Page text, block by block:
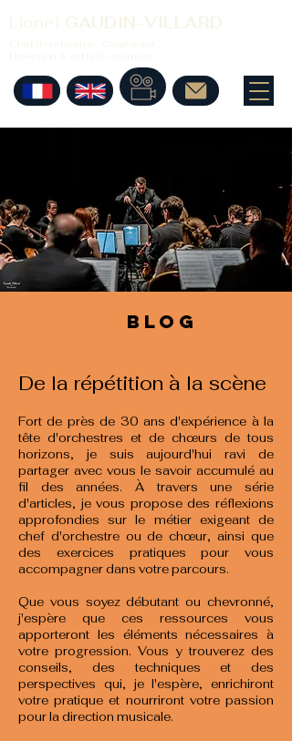
Lionel GAUDIN-VILLARD
Chef d'orchestre . Conductor
Direction & artistic creation
BLOG
De la répétition à la scène
Fort de près de 30 ans d'expérience à la
tête d'orchestres et de chœurs de tous
horizons, je suis aujourd'hui ravi de
partager avec vous le savoir accumulé au
fil des années. À travers une série
d'articles, je vous propose des réflexions
approfondies sur le métier exigeant de
chef d'orchestre ou de chœur, ainsi que
des exercices pratiques pour vous
accompagner dans votre parcours.
Que vous soyez débutant ou chevronné,
j'espère que ces ressources vous
apporteront les éléments nécessaires à
votre progression. Vous y trouverez des
conseils, des techniques et des
perspectives qui, je l'espère, enrichiront
votre pratique et nourriront votre passion
pour la direction musicale.